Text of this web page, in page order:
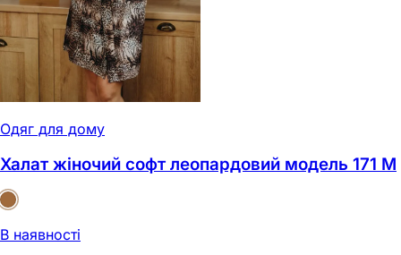
Одяг для дому
Халат жіночий софт леопардовий модель 171 M
В наявності